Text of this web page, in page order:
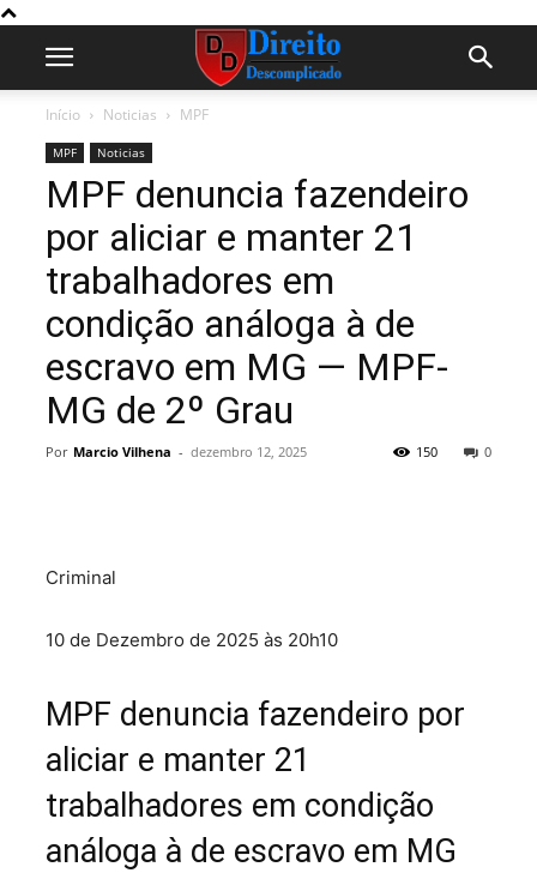
Início Noticias MPF
MPF Noticias
MPF denuncia fazendeiro
por aliciar e manter 21
trabalhadores em
condição análoga à de
escravo em MG — MPF-
MG de 2º Grau
Por Marcio Vilhena - dezembro 12, 2025 0
150
Criminal
10 de Dezembro de 2025 às 20h10
MPF denuncia fazendeiro por
aliciar e manter 21
trabalhadores em condição
análoga à de escravo em MG